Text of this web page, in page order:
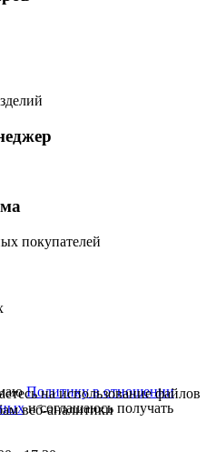
покупателей
Политику в отношении
и соглашаюсь получать
на использование файлов
веб-аналитики